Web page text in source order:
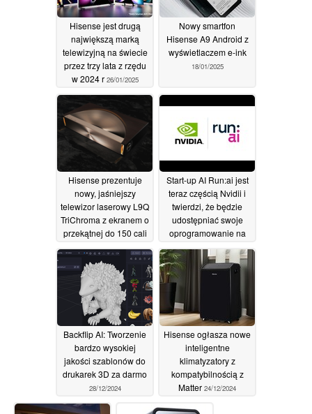
Hisense jest drugą
największą marką
telewizyjną na świecie
przez trzy lata z rzędu
w 2024 r 26/01/2025
Nowy smartfon
Hisense A9 Android z
wyświetlaczem e-ink
18/01/2025
Hisense prezentuje
nowy, jaśniejszy
telewizor laserowy L9Q
TriChroma z ekranem o
przekątnej do 150 cali
04/01/2025
Start-up AI Run:ai jest
teraz częścią Nvidii i
twierdzi, że będzie
udostępniać swoje
oprogramowanie na
zasadach open source
01/01/2025
Backflip AI: Tworzenie
bardzo wysokiej
jakości szablonów do
drukarek 3D za darmo
28/12/2024
Hisense ogłasza nowe
inteligentne
klimatyzatory z
kompatybilnością z
Matter 24/12/2024